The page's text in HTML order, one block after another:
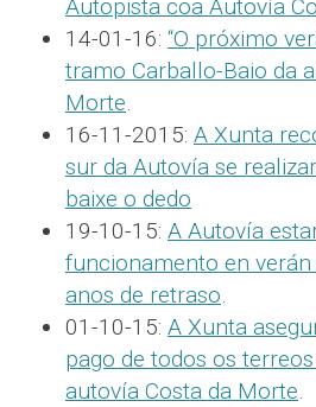
Autopista coa Autovía
14-01-16: “O próximo
tramo Carballo-Baio da
Morte.
16-11-2015: A Xunta
sur da Autovía se
baixe o dedo
19-10-15: A Autovía
funcionamento en
anos de retraso.
01-10-15: A Xunta
pago de todos os
autovía Costa da Morte.